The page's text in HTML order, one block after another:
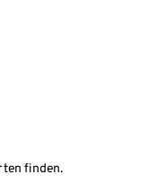
finden.